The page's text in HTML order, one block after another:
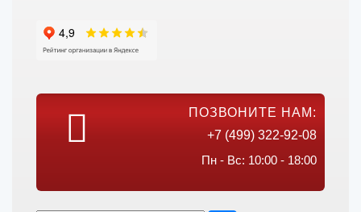
ПОЗВОНИТЕ НАМ:
+7 (499) 322-92-08
Пн - Вс: 10:00 - 18:00